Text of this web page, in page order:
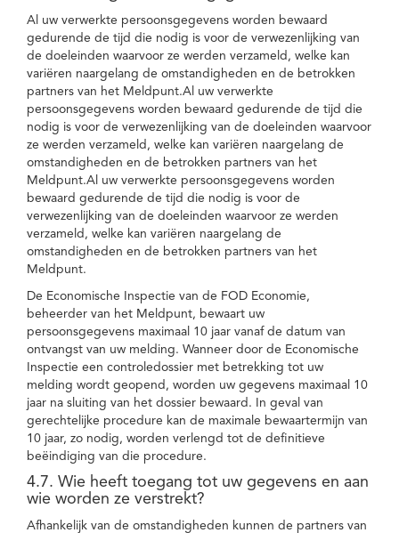
Al uw verwerkte persoonsgegevens worden bewaard
gedurende de tijd die nodig is voor de verwezenlijking van
de doeleinden waarvoor ze werden verzameld, welke kan
variëren naargelang de omstandigheden en de betrokken
partners van het Meldpunt.Al uw verwerkte
persoonsgegevens worden bewaard gedurende de tijd die
nodig is voor de verwezenlijking van de doeleinden waarvoor
ze werden verzameld, welke kan variëren naargelang de
omstandigheden en de betrokken partners van het
Meldpunt.Al uw verwerkte persoonsgegevens worden
bewaard gedurende de tijd die nodig is voor de
verwezenlijking van de doeleinden waarvoor ze werden
verzameld, welke kan variëren naargelang de
omstandigheden en de betrokken partners van het
Meldpunt.
De Economische Inspectie van de FOD Economie,
beheerder van het Meldpunt, bewaart uw
persoonsgegevens maximaal 10 jaar vanaf de datum van
ontvangst van uw melding. Wanneer door de Economische
Inspectie een controledossier met betrekking tot uw
melding wordt geopend, worden uw gegevens maximaal 10
jaar na sluiting van het dossier bewaard. In geval van
gerechtelijke procedure kan de maximale bewaartermijn van
10 jaar, zo nodig, worden verlengd tot de definitieve
beëindiging van die procedure.
4.7. Wie heeft toegang tot uw gegevens en aan
wie worden ze verstrekt?
Afhankelijk van de omstandigheden kunnen de partners van